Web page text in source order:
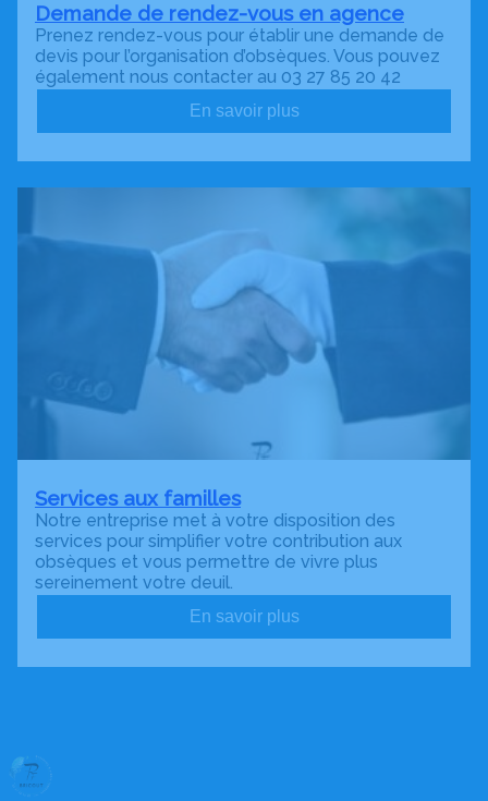
Demande de rendez-vous en agence
Prenez rendez-vous pour établir une demande de
devis pour l’organisation d’obsèques. Vous pouvez
également nous contacter au 03 27 85 20 42
En savoir plus
Services aux familles
Notre entreprise met à votre disposition des
services pour simplifier votre contribution aux
obsèques et vous permettre de vivre plus
sereinement votre deuil.
En savoir plus